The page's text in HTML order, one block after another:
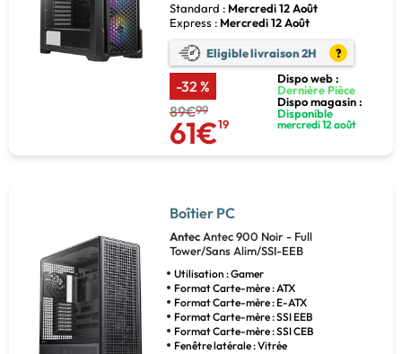
Standard : Mercredi 12 Août
Express : Mercredi 12 Août
Eligible livraison 2H ?
-32 %
89€99
61€19
Dispo web :
Dernière Pièce
Dispo magasin :
Disponible
mercredi 12 août
Boîtier PC
Antec Antec 900 Noir - Full
Tower/Sans Alim/SSI-EEB
Utilisation : Gamer
Format Carte-mère : ATX
Format Carte-mère : E-ATX
Format Carte-mère : SSI EEB
Format Carte-mère : SSI CEB
Fenêtre latérale : Vitrée